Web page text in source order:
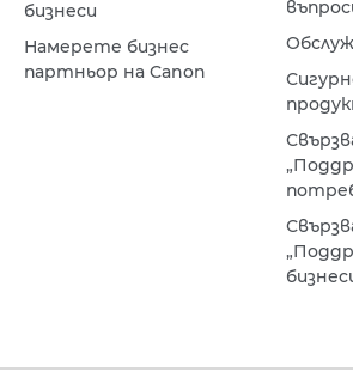
бизнеси
Намерете бизнес
партньор на Canon